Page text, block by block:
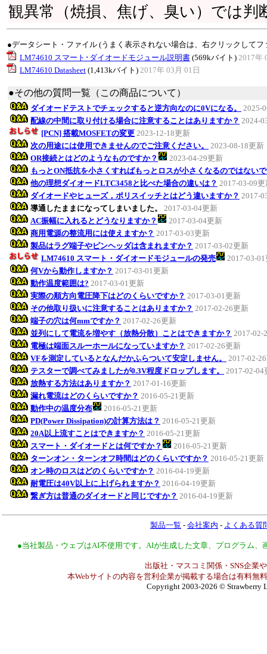
観異常（焼損、焦げ、臭い）では判
●データシート・ファイル (うまく表示されない場合は、右クリックして
LM74610 スマート･ダイオードモジュール説明書 (569kバイト) 2017年
LM74610 Datasheet (1,413kバイト) 2017年 03月 01日
●その他の質問一覧（この商品について）
ダイオードテストでチェックすると逆方向なのに0Vになる。
2025-
配線の中間に取り付ける場合に注意することはありますか？ 2024-
[PCN] 搭載MOSFETの変更 2023-12-18更新
次の用途には使用できませんのでご注意ください。
2023-08-18更新
OR接続とはどのようなものですか？
2023-04-29更新
もっとON抵抗を小さくすればもっとロスが小さくなるのではない
他の理想ダイオードLTC3458と比べた場合の違いは？ 2017-03-09更
ダイオードやヒューズ，ポリスイッチとはどう違いますか？ 2017-
導通したままになってしまいました。
2017-03-04更新
AC振幅に入れるとどうなりますか？
2017-03-04更新
商用電源の整流用には使えますか？ 2017-03-03更新
製品はラグ端子やピンヘッダは含まれますか？ 2017-03-02更新
LM74610 スマート・ダイオードモジュールの発売
2017-03-
何Vから動作しますか？ 2017-03-01更新
動作温度範囲は? 2017-03-01更新
実際の順方向電圧降下はどのくらいですか？ 2017-03-01更新
その他取り扱いに注意することはありますか？ 2017-02-26更新
端子の穴は何mmですか？ 2017-02-26更新
並列にして電流を増やす（放熱分散）ことはできますか？ 2017-02-
電極は端面スルーホールになっていますか？ 2017-02-26更新
VFを測定しているとなんだかふらついて安定しません。
2017-02-
テスターで調べてみましたが0.3V程度ドロップします。
2017-02-04
放熱する方法はありますか？ 2017-01-16更新
漏れ電流はどのくらいですか？ 2016-05-21更新
動作中の温度分布
2016-05-21更新
PD(Power Dissipation)の計算方法は？ 2016-05-21更新
20A以上流すことはできますか？ 2016-05-21更新
スマート・ダイオードとは何ですか？
2016-05-21更新
ターンオン・ターンオフ時間はどのくらいですか？ 2016-05-21更新
オン時のロスはどのくらいですか？ 2016-04-19更新
耐電圧は40V以上に上げられますか？ 2016-04-19更新
繋ぎ方は普通のダイオードと同じですか？ 2016-04-19更新
製品一覧 - 会社案内 - よくある質
●当社製品・ウェブはAI不使用です。AIが生成した文章、プログラム
出版社・マスコミ関係・SNS企業
本Webサイトの内容を営利企業が掲載する場合は有料無
Copyright 2003-2026 © Strawberry